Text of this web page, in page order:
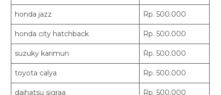
honda jazz Rp. 500.000
honda city hatchback Rp. 500.000
suzuky karimun Rp. 500.000
toyota calya Rp. 500.000
daihatsu sigraa Rp. 500.000